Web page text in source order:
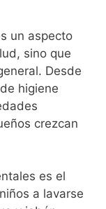
un aspecto
sino que
Desde
higiene
crezcan
es el
a lavarse